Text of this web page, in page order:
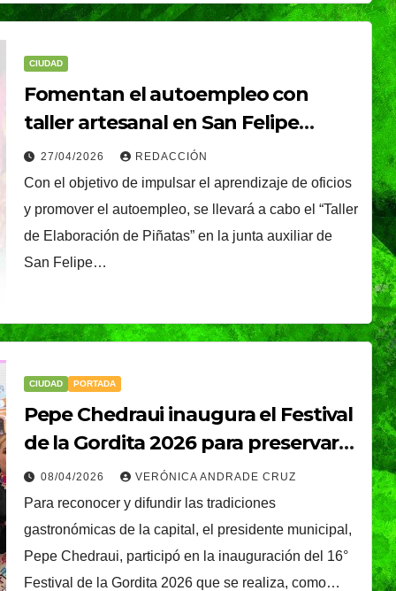
CIUDAD
Fomentan el autoempleo con
taller artesanal en San Felipe
Hueyotlipan
27/04/2026 REDACCIÓN
Con el objetivo de impulsar el aprendizaje de oficios
y promover el autoempleo, se llevará a cabo el “Taller
de Elaboración de Piñatas” en la junta auxiliar de
San Felipe…
CIUDAD PORTADA
Pepe Chedraui inaugura el Festival
de la Gordita 2026 para preservar
la identidad y patrimonio cultural
de la capital
08/04/2026 VERÓNICA ANDRADE CRUZ
Para reconocer y difundir las tradiciones
gastronómicas de la capital, el presidente municipal,
Pepe Chedraui, participó en la inauguración del 16°
Festival de la Gordita 2026 que se realiza, como…
en
MUNDO NACIONAL
Sheinbaum celebra
salida de Betssy
Chávez a México y
destaca nuevo
acercamiento con
07/08/2026 VERÓNICA ANDRADE
CRUZ